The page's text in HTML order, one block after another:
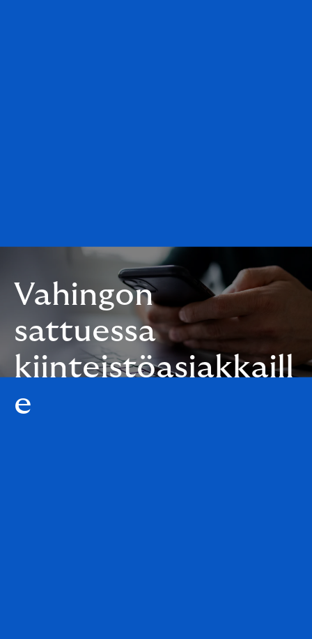
Vahingon
sattuessa
kiinteistöasiakkaill
e